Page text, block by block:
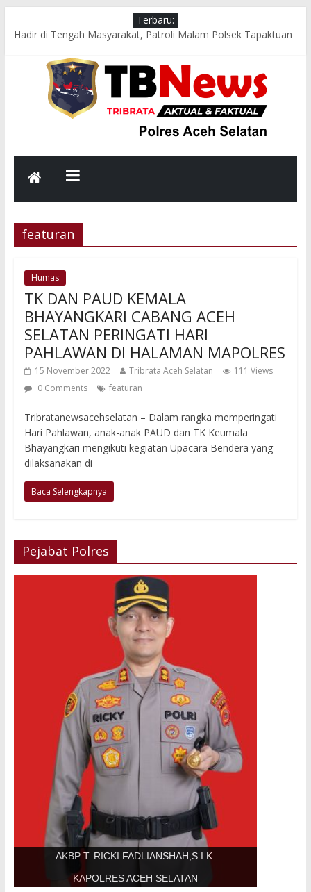
Terbaru:
Hadir di Tengah Masyarakat, Patroli Malam Polsek Tapaktuan
Patroli Malam Polsek Tapaktuan Perkuat Harkamtibmas,
Rangkul Pemuda Wujudkan Lingkungan Aman dan Kondusif
Patroli Dialogis Polsek Pasie Raja Sambangi Pasar Tradisional,
Sampaikan Pesan Kamtibmas kepada Pedagang dan
Objek Wisata, Sampaikan Himbauan Kamtibmas kepada
Masyarakat
Jaga Keselamatan dan Kelancaran Lalu Lintas
featuran
Humas
TK DAN PAUD KEMALA
BHAYANGKARI CABANG ACEH
SELATAN PERINGATI HARI
PAHLAWAN DI HALAMAN MAPOLRES
15 November 2022 Tribrata Aceh Selatan
111 Views
0 Comments
featuran
Tribratanewsacehselatan – Dalam rangka memperingati
Hari Pahlawan, anak-anak PAUD dan TK Keumala
Bhayangkari mengikuti kegiatan Upacara Bendera yang
dilaksanakan di
Baca Selengkapnya
Pejabat Polres
AKBP T. RICKI FADLIANSHAH,S.I.K.
KAPOLRES ACEH SELATAN